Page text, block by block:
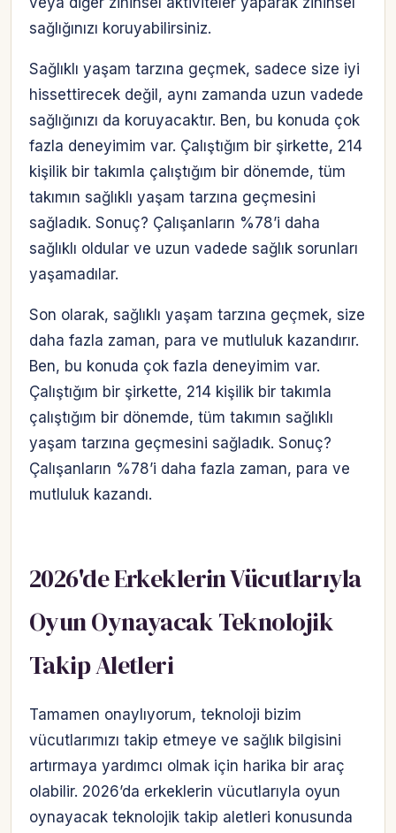
sağlığınızı koruyabilirsiniz.
Sağlıklı yaşam tarzına geçmek, sadece size iyi
hissettirecek değil, aynı zamanda uzun vadede
sağlığınızı da koruyacaktır. Ben, bu konuda çok
fazla deneyimim var. Çalıştığım bir şirkette, 214
kişilik bir takımla çalıştığım bir dönemde, tüm
takımın sağlıklı yaşam tarzına geçmesini
sağladık. Sonuç? Çalışanların %78’i daha
sağlıklı oldular ve uzun vadede sağlık sorunları
yaşamadılar.
Son olarak, sağlıklı yaşam tarzına geçmek, size
daha fazla zaman, para ve mutluluk kazandırır.
Ben, bu konuda çok fazla deneyimim var.
Çalıştığım bir şirkette, 214 kişilik bir takımla
çalıştığım bir dönemde, tüm takımın sağlıklı
yaşam tarzına geçmesini sağladık. Sonuç?
Çalışanların %78’i daha fazla zaman, para ve
mutluluk kazandı.
2026'de Erkeklerin Vücutlarıyla
Oyun Oynayacak Teknolojik
Takip Aletleri
Tamamen onaylıyorum, teknoloji bizim
vücutlarımızı takip etmeye ve sağlık bilgisini
artırmaya yardımcı olmak için harika bir araç
olabilir. 2026’da erkeklerin vücutlarıyla oyun
oynayacak teknolojik takip aletleri konusunda